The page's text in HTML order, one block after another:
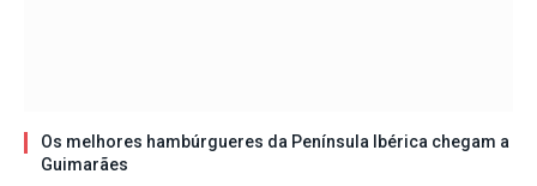
Os melhores hambúrgueres da Península Ibérica chegam a
Guimarães